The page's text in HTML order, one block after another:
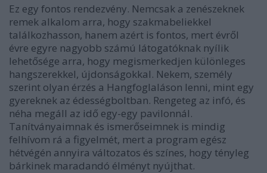
Ez egy fontos rendezvény. Nemcsak a zenészeknek
remek alkalom arra, hogy szakmabeliekkel
találkozhasson, hanem azért is fontos, mert évről
évre egyre nagyobb számú látogatóknak nyílik
lehetősége arra, hogy megismerkedjen különleges
hangszerekkel, újdonságokkal. Nekem, személy
szerint olyan érzés a Hangfoglaláson lenni, mint egy
gyereknek az édességboltban. Rengeteg az infó, és
néha megáll az idő egy-egy pavilonnál.
Tanítványaimnak és ismerőseimnek is mindig
felhívom rá a figyelmét, mert a program egész
hétvégén annyira változatos és színes, hogy tényleg
bárkinek maradandó élményt nyújthat.